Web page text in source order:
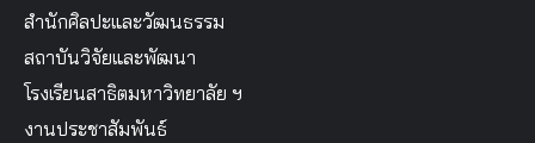
สำนักศิลปะและวัฒนธรรม
สถาบันวิจัยและพัฒนา
โรงเรียนสาธิตมหาวิทยาลัย ฯ
งานประชาสัมพันธ์